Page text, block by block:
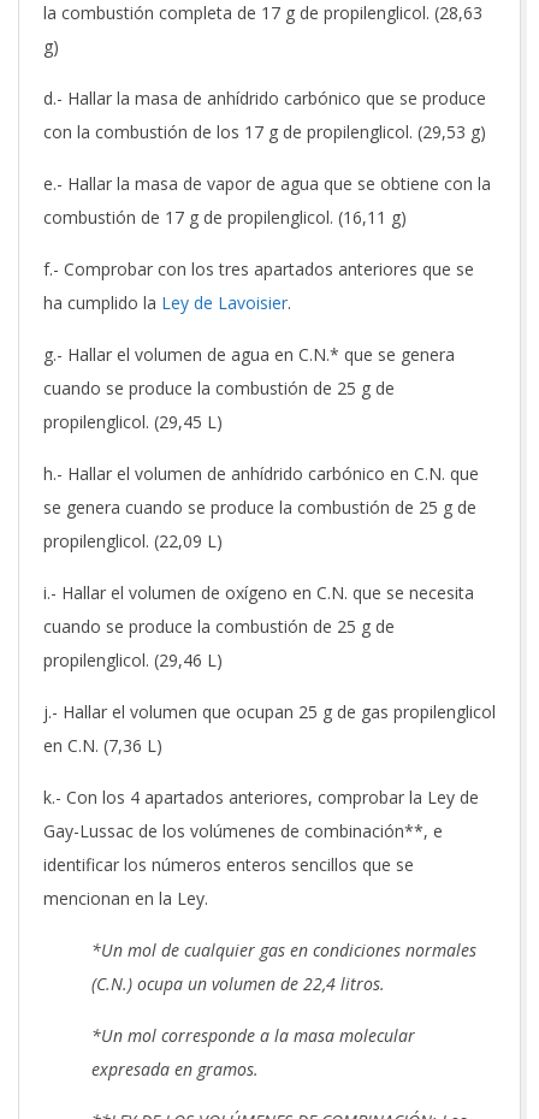
la combustión completa de 17 g de propilenglicol. (28,63
g)
d.- Hallar la masa de anhídrido carbónico que se produce
con la combustión de los 17 g de propilenglicol. (29,53 g)
e.- Hallar la masa de vapor de agua que se obtiene con la
combustión de 17 g de propilenglicol. (16,11 g)
f.- Comprobar con los tres apartados anteriores que se
ha cumplido la Ley de Lavoisier.
g.- Hallar el volumen de agua en C.N.* que se genera
cuando se produce la combustión de 25 g de
propilenglicol. (29,45 L)
h.- Hallar el volumen de anhídrido carbónico en C.N. que
se genera cuando se produce la combustión de 25 g de
propilenglicol. (22,09 L)
i.- Hallar el volumen de oxígeno en C.N. que se necesita
cuando se produce la combustión de 25 g de
propilenglicol. (29,46 L)
j.- Hallar el volumen que ocupan 25 g de gas propilenglicol
en C.N. (7,36 L)
k.- Con los 4 apartados anteriores, comprobar la Ley de
Gay-Lussac de los volúmenes de combinación**, e
identificar los números enteros sencillos que se
mencionan en la Ley.
*Un mol de cualquier gas en condiciones normales
(C.N.) ocupa un volumen de 22,4 litros.
*Un mol corresponde a la masa molecular
expresada en gramos.